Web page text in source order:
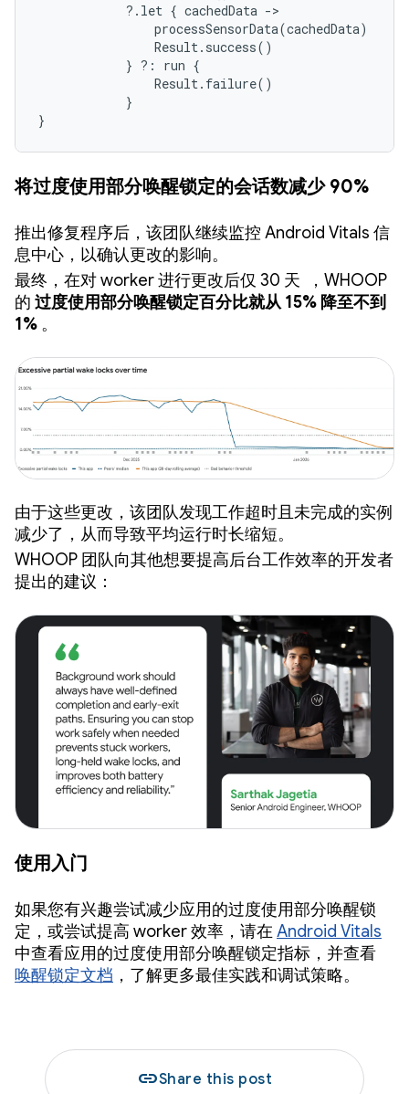
            ?.let { cachedData ->
                processSensorData(cachedData)
                Result.success()
            } ?: run {
                Result.failure()
            }
}
将过度使用部分唤醒锁定的会话数减少 90%
推出修复程序后，该团队继续监控 Android Vitals 信
息中心，以确认更改的影响。
最终，在对 worker 进行更改后仅 30 天
，WHOOP
的 过度使用部分唤醒锁定百分比就从 15% 降至不到
1% 。
由于这些更改，该团队发现工作超时且未完成的实例
减少了，从而导致平均运行时长缩短。
WHOOP 团队向其他想要提高后台工作效率的开发者
提出的建议：
使用入门
如果您有兴趣尝试减少应用的过度使用部分唤醒锁
定，或尝试提高 worker 效率，请在 Android Vitals
中查看应用的过度使用部分唤醒锁定指标，并查看
唤醒锁定文档 ，了解更多最佳实践和调试策略。
linkShare this post